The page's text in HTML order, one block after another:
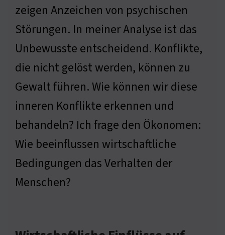
zeigen Anzeichen von psychischen
Störungen. In meiner Analyse ist das
Unbewusste entscheidend. Konflikte,
die nicht gelöst werden, können zu
Gewalt führen. Wie können wir diese
inneren Konflikte erkennen und
behandeln? Ich frage den Ökonomen:
Wie beeinflussen wirtschaftliche
Bedingungen das Verhalten der
Menschen?